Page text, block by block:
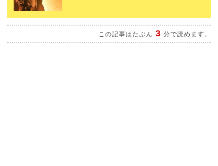
この記事はたぶん 3 分で読めます。